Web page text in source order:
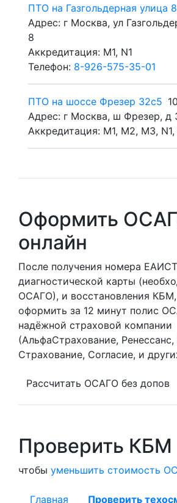
ПТО на Газгольдерная улица
Адрес: г Москва, ул
8
Аккредитация: M1, N1
Телефон: 8-926-575-35-01
ПТО на шоссе Фрезер 32с5
Адрес: г Москва, ш Фрезер, д
Аккредитация: M1, M2, M3,
Оформить
онлайн
После получения номера
диагностической карты
ОСАГО), и восстановления
оформить за 12 минут полис
надёжной страховой компании
(АльфаСтрахование,
Страхование, Согласие, и
Рассчитать ОСАГО без допов
Проверить КБМ
чтобы уменьшить стоимость
Главная Проверить